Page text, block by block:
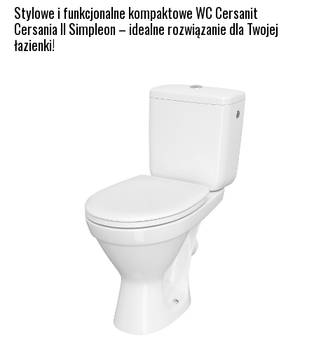
Stylowe i funkcjonalne kompaktowe WC Cersanit
Cersania II Simpleon – idealne rozwiązanie dla Twojej
łazienki!